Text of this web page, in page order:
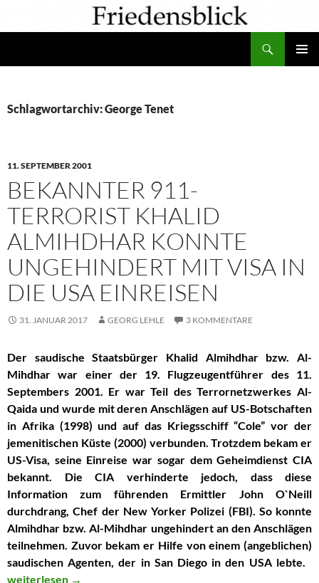
Schlagwortarchiv: George Tenet
11. SEPTEMBER 2001
BEKANNTER 911-
TERRORIST KHALID
ALMIHDHAR KONNTE
UNGEHINDERT MIT VISA IN
DIE USA EINREISEN
31. JANUAR 2017 GEORG LEHLE 3 KOMMENTARE
Der saudische Staatsbürger Khalid Almihdhar bzw. Al-
Mihdhar war einer der 19. Flugzeugentführer des 11.
Septembers 2001. Er war Teil des Terrornetzwerkes Al-
Qaida und wurde mit deren Anschlägen auf US-Botschaften
in Afrika (1998) und auf das Kriegsschiff “Cole” vor der
jemenitischen Küste (2000) verbunden. Trotzdem bekam er
US-Visa, seine Einreise war sogar dem Geheimdienst CIA
bekannt. Die CIA verhinderte jedoch, dass diese
Information zum führenden Ermittler John O`Neill
durchdrang, Chef der New Yorker Polizei (FBI). So konnte
Almihdhar bzw. Al-Mihdhar ungehindert an den Anschlägen
teilnehmen. Zuvor bekam er Hilfe von einem (angeblichen)
saudischen Agenten, der in San Diego in den USA lebte.
Bekannter 911-Terrorist Khalid Almihdhar konnte
weiterlesen →